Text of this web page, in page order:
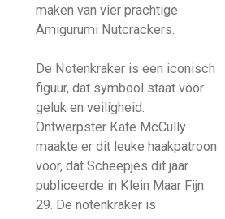
maken van vier prachtige
Amigurumi Nutcrackers.
De Notenkraker is een iconisch
figuur, dat symbool staat voor
geluk en veiligheid.
Ontwerpster Kate McCully
maakte er dit leuke haakpatroon
voor, dat Scheepjes dit jaar
publiceerde in Klein Maar Fijn
29. De notenkraker is